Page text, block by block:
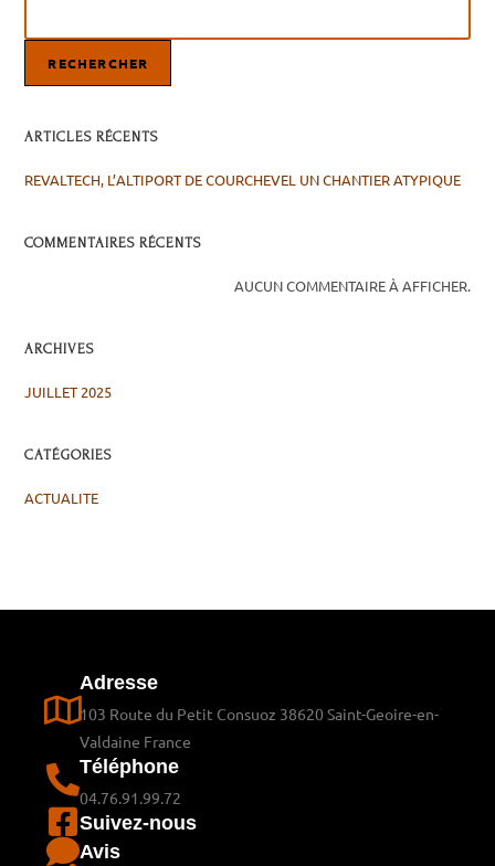
RECHERCHER
ARTICLES RÉCENTS
REVALTECH, L’ALTIPORT DE COURCHEVEL UN CHANTIER ATYPIQUE
COMMENTAIRES RÉCENTS
AUCUN COMMENTAIRE À AFFICHER.
ARCHIVES
JUILLET 2025
CATÉGORIES
ACTUALITE
Adresse
103 Route du Petit Consuoz 38620 Saint-Geoire-en-
Valdaine France
Téléphone
04.76.91.99.72
Suivez-nous
Avis